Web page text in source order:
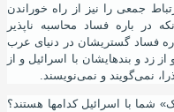
جمعی را نیز از راه خوراندن
در باره فساد محاسبه ناپذیر
فساد گستریشان در دنیای عرب
زد و بندهایشان با اسرائیل و از
نمی‌گویند و نمی‌نویسند.
شما با اسرائیل کدامها هستند؟